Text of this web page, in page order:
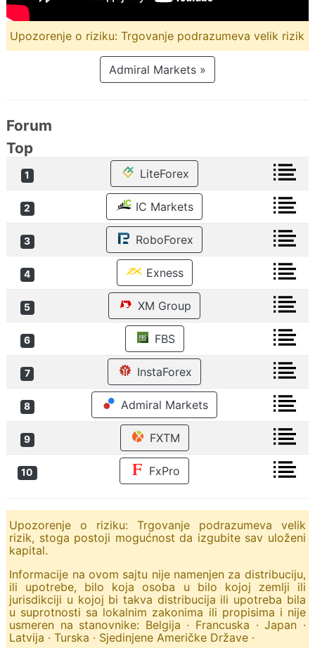
Upozorenje o riziku: Trgovanje podrazumeva velik rizik
Admiral Markets »
Forum
Top
1 LiteForex
2 IC Markets
3 RoboForex
4 Exness
5 XM Group
6 FBS
7 InstaForex
8 Admiral Markets
9 FXTM
10 FxPro
Upozorenje o riziku: Trgovanje podrazumeva velik
rizik, stoga postoji mogućnost da izgubite sav uloženi
kapital.
Informacije na ovom sajtu nije namenjen za distribuciju,
ili upotrebe, bilo koja osoba u bilo kojoj zemlji ili
jurisdikciji u kojoj bi takva distribucija ili upotreba bila
u suprotnosti sa lokalnim zakonima ili propisima i nije
usmeren na stanovnike: Belgija · Francuska · Japan ·
Latvija · Turska · Sjedinjene Američke Države ·